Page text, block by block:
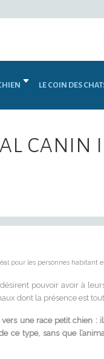
LE COIN DES
canin
pour les personnes habitant
désirent pouvoir avoir à
dont la présence est
une race petit chien :
ce type, sans que